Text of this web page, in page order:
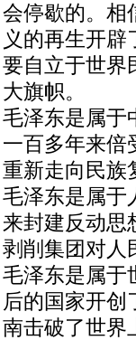
会停歇的。相
义的再生开
要自立于世界
大旗帜。
毛泽东是属于
一百多年来倍
重新走向民族
毛泽东是属于
来封建反动思
剥削集团对人
毛泽东是属于
后的国家开创
南击破了世界